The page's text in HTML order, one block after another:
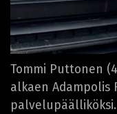
Tommi Puttonen
alkaen Adampolis